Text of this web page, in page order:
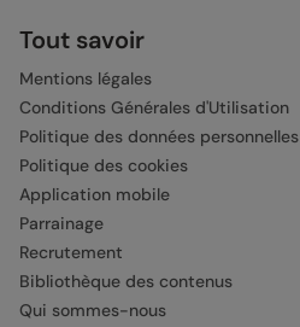
Tout savoir
Mentions légales
Conditions Générales d'Utilisation
Politique des données personnelles
Politique des cookies
Application mobile
Parrainage
Recrutement
Bibliothèque des contenus
Qui sommes-nous